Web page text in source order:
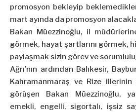
promosyon bekleyip
mart ayında da promosyon
Bakan Müezzinoğlu, il
görmek, hayat şartlarını görmek,
paylaşmak sizin görev ve
Ağrı’nın ardından Balıkesir,
Kahramanmaraş ve Rize
görüşen Bakan Müezzinoğlu,
emekli, engelli, sigortalı, işsiz